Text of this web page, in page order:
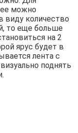
можно
виду количество
то еще больше
на 2
ярус будет в
лента с
поднять